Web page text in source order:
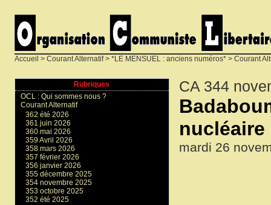
Accueil > Courant Alternatif> *LE MENSUEL : anciens numéros* > Courant
CA 344
nucléaire
mardi 26
Rubriques
OCL : Qui sommes nous ?
Courant Alternatif
362 été 2026
361 juin 2026
360 mai 2026
359 Avril 2026
358 mars 2026
357 février 2026
356 janvier 2026
355 décembre 2025
354 novembre 2025
353 octobre 2025
352 été 2025